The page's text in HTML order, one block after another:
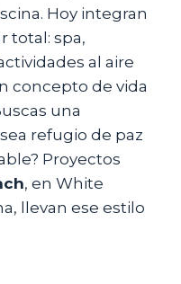
Hoy integran
total: spa,
al aire
concepto de vida
una
refugio de paz
Proyectos
, en White
llevan ese estilo